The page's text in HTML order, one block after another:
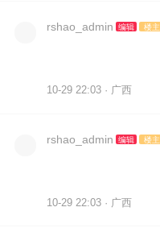
rshao_admin 编辑 楼主
10-29 22:03 · 广西
rshao_admin 编辑 楼主
10-29 22:03 · 广西